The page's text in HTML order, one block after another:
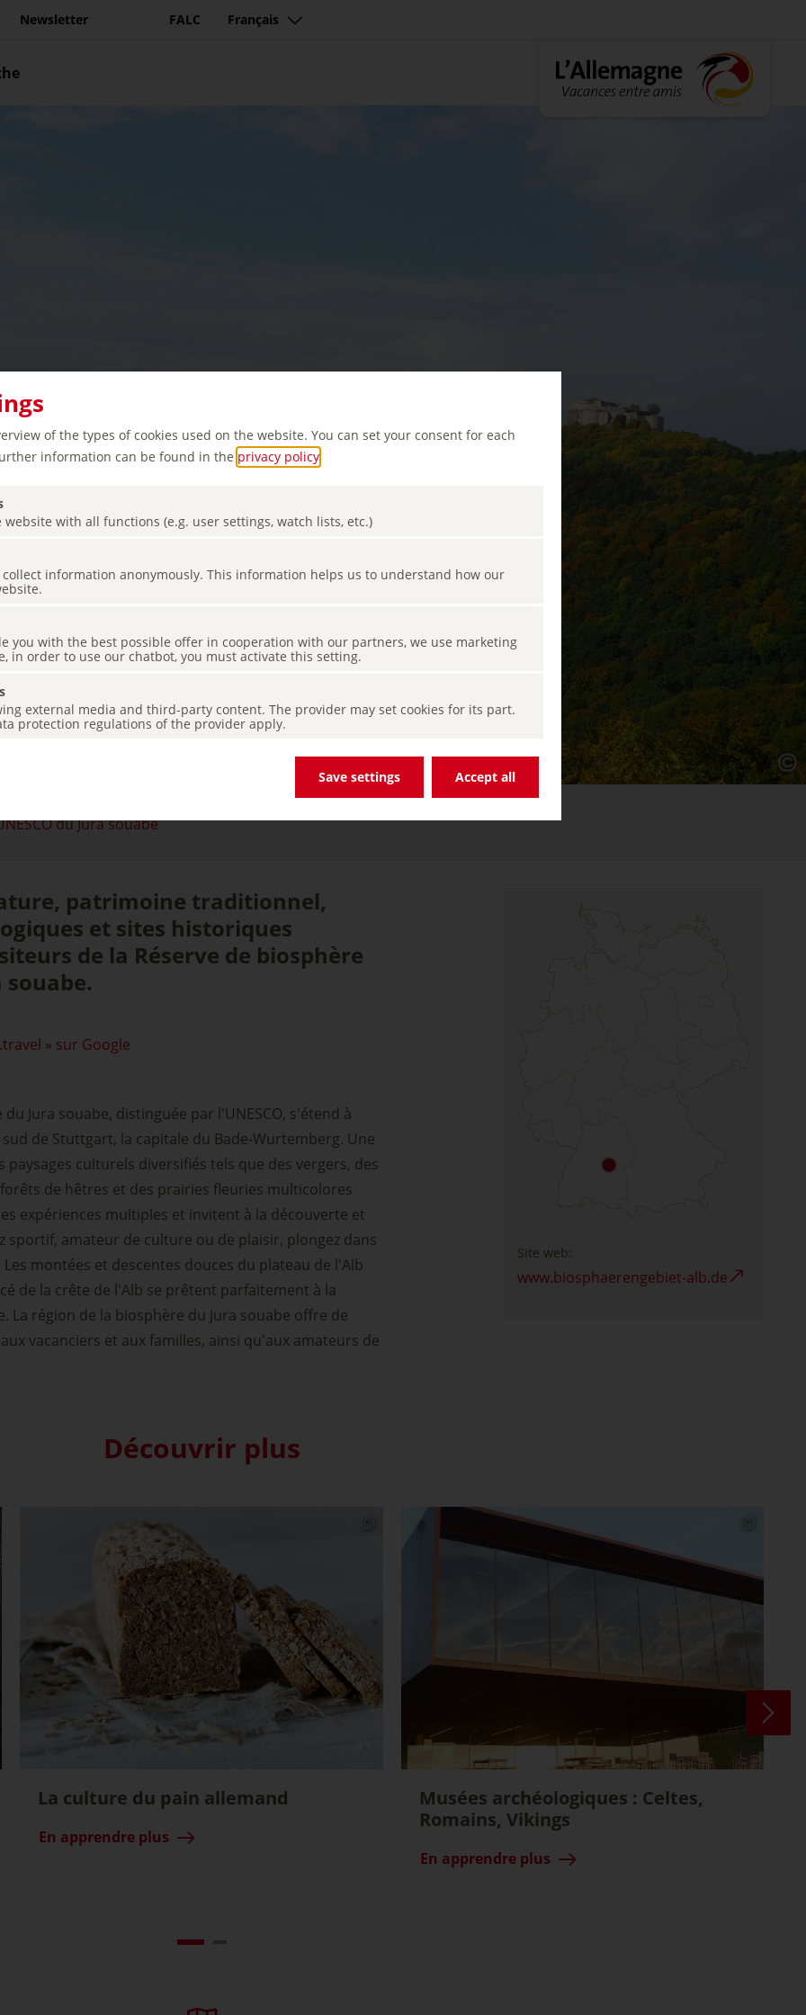
of the types of cookies used on the website. You can set your consent for each
information can be found in the privacy policy
website with all functions (e.g. user settings, watch lists, etc.)
collect information anonymously. This information helps us to understand how our
you with the best possible offer in cooperation with our partners, we use marketing
in order to use our chatbot, you must activate this setting.
external media and third-party content. The provider may set cookies for its part.
protection regulations of the provider apply.
Save settings Accept all
Newsletter FALC Français
du Jura souabe
patrimoine traditionnel,
et sites historiques
de la Réserve de biosphère
souabe.
» sur Google
Jura souabe, distinguée par l'UNESCO, s'étend à
de Stuttgart, la capitale du Bade-Wurtemberg. Une
culturels diversifiés tels que des vergers, des
de hêtres et des prairies fleuries multicolores
expériences multiples et invitent à la découverte et
sportif, amateur de culture ou de plaisir, plongez dans
montées et descentes douces du plateau de l'Alb
de la crête de l'Alb se prêtent parfaitement à la
La région de la biosphère du Jura souabe offre de
vacanciers et aux familles, ainsi qu'aux amateurs de
Site web:
www.biosphaerengebiet-alb.de
Découvrir plus
La culture du pain allemand
En apprendre plus
Musées archéologiques : Celtes,
Romains, Vikings
En apprendre plus